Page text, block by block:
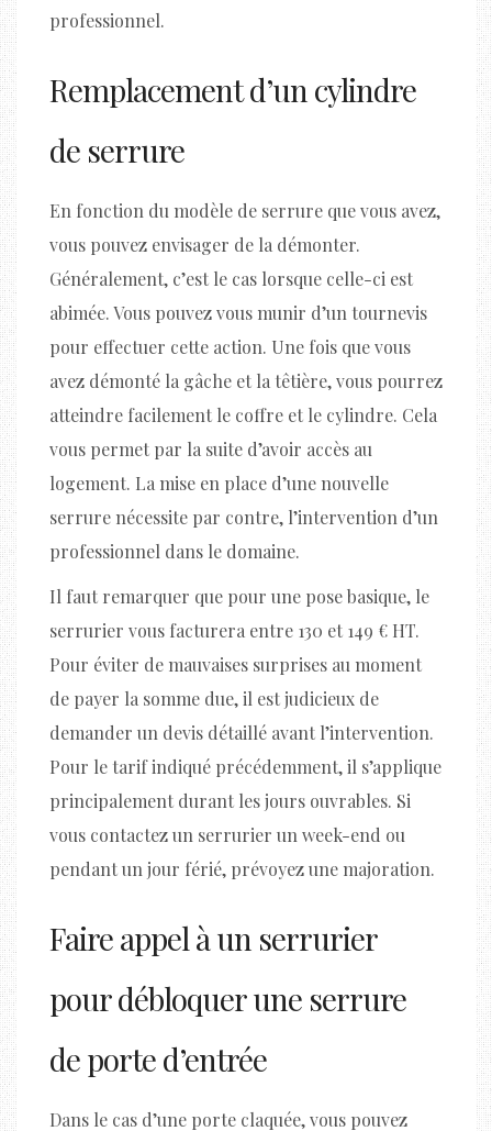
professionnel.
Remplacement d’un cylindre
de serrure
En fonction du modèle de serrure que vous avez,
vous pouvez envisager de la démonter.
Généralement, c’est le cas lorsque celle-ci est
abimée. Vous pouvez vous munir d’un tournevis
pour effectuer cette action. Une fois que vous
avez démonté la gâche et la têtière, vous pourrez
atteindre facilement le coffre et le cylindre. Cela
vous permet par la suite d’avoir accès au
logement. La mise en place d’une nouvelle
serrure nécessite par contre, l’intervention d’un
professionnel dans le domaine.
Il faut remarquer que pour une pose basique, le
serrurier vous facturera entre 130 et 149 € HT.
Pour éviter de mauvaises surprises au moment
de payer la somme due, il est judicieux de
demander un devis détaillé avant l’intervention.
Pour le tarif indiqué précédemment, il s’applique
principalement durant les jours ouvrables. Si
vous contactez un serrurier un week-end ou
pendant un jour férié, prévoyez une majoration.
Faire appel à un serrurier
pour débloquer une serrure
de porte d’entrée
Dans le cas d’une porte claquée, vous pouvez